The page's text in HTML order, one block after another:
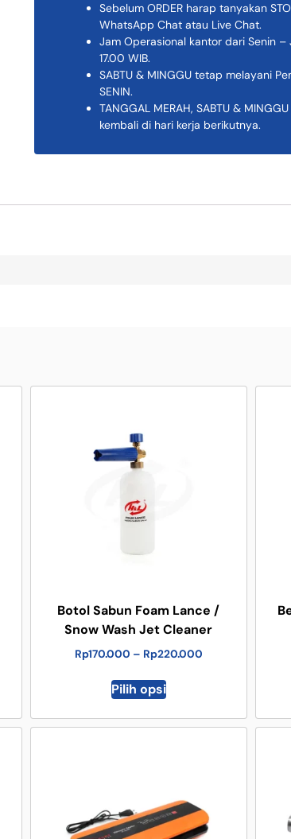
Sebelum ORDER harap tanyakan
WhatsApp Chat atau Live Chat.
Jam Operasional kantor dari Senin
17.00 WIB.
SABTU & MINGGU tetap melayani
SENIN.
TANGGAL MERAH, SABTU &
kembali di hari kerja berikutnya.
Botol Sabun Foam Lance /
Snow Wash Jet Cleaner
Rp170.000 – Rp220.000
Pilih opsi